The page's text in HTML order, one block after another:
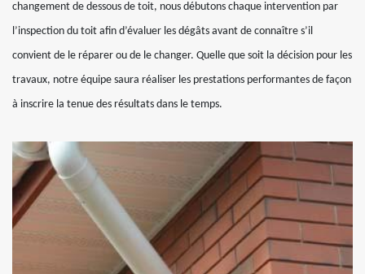
changement de dessous de toit, nous débutons chaque intervention par
l’inspection du toit afin d’évaluer les dégâts avant de connaître s’il
convient de le réparer ou de le changer. Quelle que soit la décision pour les
travaux, notre équipe saura réaliser les prestations performantes de façon
à inscrire la tenue des résultats dans le temps.